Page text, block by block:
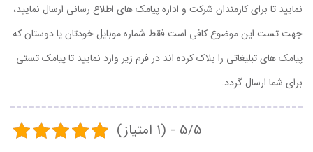
نمایید تا برای کارمندان شرکت و اداره پیامک های اطلاع رسانی ارسال نمایید،
جهت تست این موضوع کافی است فقط شماره موبایل خودتان یا دوستان که
پیامک های تبلیغاتی را بلاک کرده اند در فرم زیر وارد نمایید تا پیامک تستی
برای شما ارسال گردد.
5/5 - (1 امتیاز)